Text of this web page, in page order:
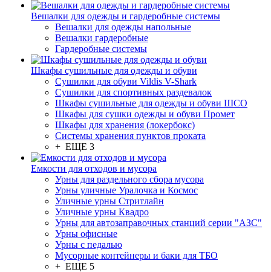
Вешалки для одежды и гардеробные системы
Вешалки для одежды напольные
Вешалки гардеробные
Гардеробные системы
Шкафы сушильные для одежды и обуви
Сушилки для обуви Vildis V-Shark
Сушилки для спортивных раздевалок
Шкафы сушильные для одежды и обуви ШСО
Шкафы для сушки одежды и обуви Промет
Шкафы для хранения (локербокс)
Системы хранения пунктов проката
+ ЕЩЕ 3
Емкости для отходов и мусора
Урны для раздельного сбора мусора
Урны уличные Уралочка и Космос
Уличные урны Стритлайн
Уличные урны Квадро
Урны для автозаправочных станций серии "АЗС"
Урны офисные
Урны с педалью
Мусорные контейнеры и баки для ТБО
+ ЕЩЕ 5